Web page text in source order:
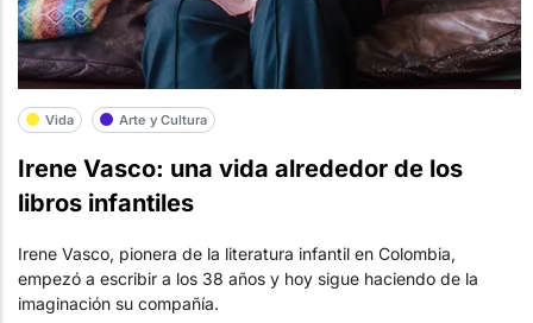
Vida Arte y Cultura
Irene Vasco: una vida alrededor de los
libros infantiles
Irene Vasco, pionera de la literatura infantil en Colombia,
empezó a escribir a los 38 años y hoy sigue haciendo de la
imaginación su compañía.